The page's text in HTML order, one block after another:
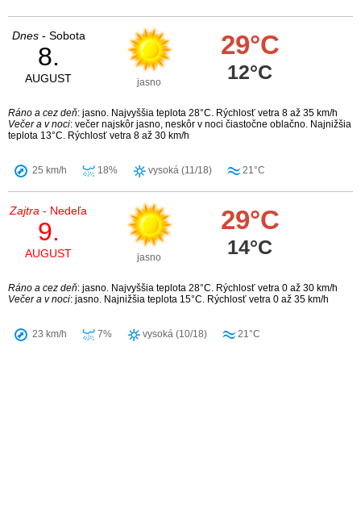
Dnes- Sobota
8.
AUGUST jasno
29°C
12°C
Ráno a cez deň: jasno. Najvyššia teplota 28°C. Rýchlosť vetra 8 až 35 km/h
Večer a v noci: večer najskôr jasno, neskôr v noci čiastočne oblačno. Najnižšia
teplota 13°C. Rýchlosť vetra 8 až 30 km/h
25 km/h 18% vysoká (11/18) 21°C
Zajtra - Nedeľa
9.
AUGUST jasno
29°C
14°C
Ráno a cez deň: jasno. Najvyššia teplota 28°C. Rýchlosť vetra 0 až 30 km/h
Večer a v noci: jasno. Najnižšia teplota 15°C. Rýchlosť vetra 0 až 35 km/h
23 km/h 7% vysoká (10/18) 21°C